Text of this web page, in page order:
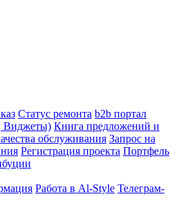
Статус ремонта b2b портал
Виджеты) Книга предложений и
обслуживания Запрос на
Регистрация проекта Портфель
Работа в Al-Style Телеграм-